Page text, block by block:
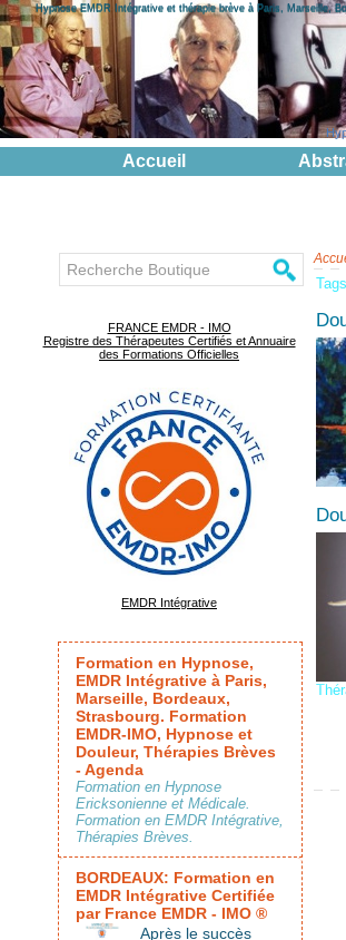
Hypnose EMDR Intégrative et thérapie brève à Paris, Marseille,
Accueil
FRANCE EMDR - IMO
Registre des Thérapeutes Certifiés et Annuaire
des Formations Officielles
EMDR Intégrative
Formation en Hypnose,
EMDR Intégrative à Paris,
Marseille, Bordeaux,
Strasbourg. Formation
EMDR-IMO, Hypnose et
Douleur, Thérapies Brèves
- Agenda
Formation en Hypnose
Ericksonienne et Médicale.
Formation en EMDR Intégrative,
Thérapies Brèves.
BORDEAUX: Formation en
EMDR Intégrative Certifiée
par France EMDR - IMO ®
Après le succès